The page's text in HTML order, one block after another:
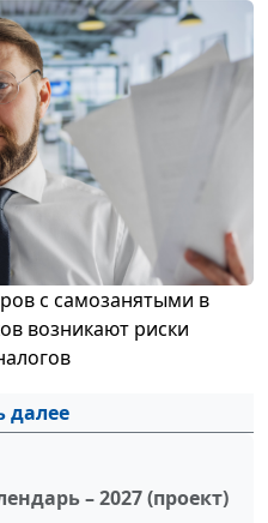
с самозанятыми в
возникают риски
далее
– 2027 (проект)